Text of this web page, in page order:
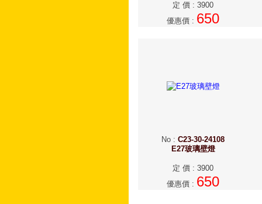
定 價 : 3900
優惠價 : 650
No : C23-30-24108
E27玻璃壁燈
定 價 : 3900
優惠價 : 650